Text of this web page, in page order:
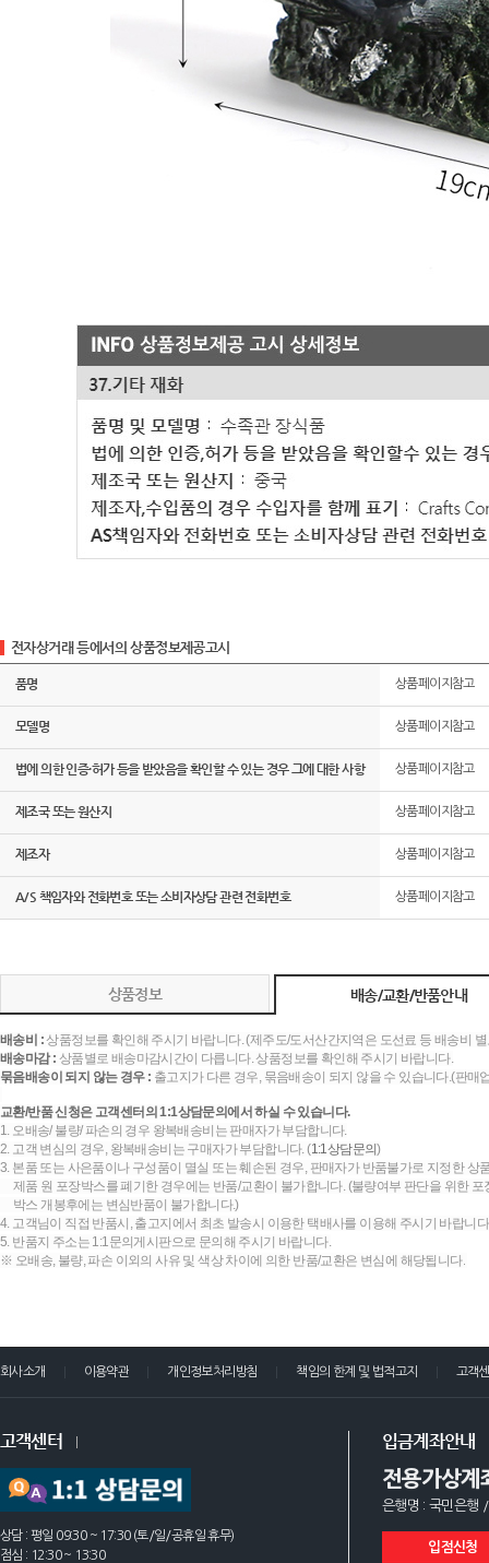
전자상거래 등에서의 상품정보제공고시
품명 상품페이지참고
모델명 상품페이지참고
법에 의한 인증·허가 등을 받았음을 확인할 수 있는 경우 그에 대한 사항 상품페이지참고
제조국 또는 원산지 상품페이지참고
제조자 상품페이지참고
A/S 책임자와 전화번호 또는 소비자상담 관련 전화번호 상품페이지참고
상품정보 배송/교환/반품안내
배송비 :상품정보를 확인해 주시기 바랍니다. (제주도/도서산간지역은 도선료 등 배송비
배송마감 : 상품별로 배송마감시간이 다릅니다. 상품정보를 확인해 주시기 바랍니다.
묶음배송이 되지 않는 경우 : 출고지가 다른 경우, 묶음배송이 되지 않을 수 있습니다.(판
교환/반품 신청은 고객센터의 1:1상담문의에서 하실 수 있습니다.
1. 오배송/ 불량/ 파손의 경우 왕복배송비는 판매자가 부담합니다.
2. 고객 변심의 경우, 왕복배송비는 구매자가 부담합니다. (1:1상담문의)
3. 본품 또는 사은품이나 구성품이 멸실 또는 훼손된 경우, 판매자가 반품불가로 지정한 상
제품 원 포장박스를 폐기한 경우에는 반품/교환이 불가합니다. (불량여부 판단을 위한
박스 개봉후에는 변심반품이 불가합니다.)
4. 고객님이 직접 반품시, 출고지에서 최초 발송시 이용한 택배사를 이용해 주시기 바랍니
5. 반품지 주소는 1:1문의게시판으로 문의해 주시기 바랍니다.
※ 오배송, 불량, 파손 이외의 사유 및 색상 차이에 의한 반품/교환은 변심에 해당됩니다.
회사소개 이용약관 개인정보처리방침 책임의 한계 및 법적고지 고객
고객센터
상담 : 평일 09:30 ~ 17:30 (토/일/공휴일 휴무)
점심 : 12:30 ~ 13:30
입금계좌안내
전용가상계
은행명 : 국민은행
입점신청